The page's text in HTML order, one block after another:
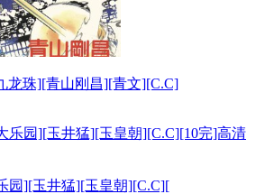
龙珠][青山刚昌][青文][C.C]
园][玉井猛][玉皇朝][C.C][